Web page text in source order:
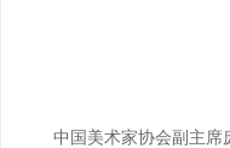
中国美术家协会副主席